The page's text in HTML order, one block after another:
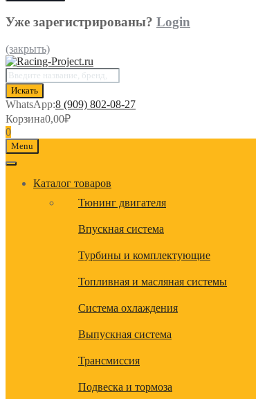
Уже зарегистрированы? Login
(закрыть)
Поиск
товаров
Искать
WhatsApp:8 (909) 802-08-27
Корзина0,00₽
0
Menu
Каталог товаров
Тюнинг двигателя
Впускная система
Турбины и комплектующие
Топливная и масляная системы
Система охлаждения
Выпускная система
Трансмиссия
Подвеска и тормоза